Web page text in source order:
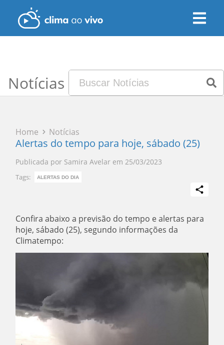
Notícias
Home Notícias
Alertas do tempo para hoje, sábado (25)
Publicada por Samira Avelar em 25/03/2023
Tags: ALERTAS DO DIA
Confira abaixo a previsão do tempo e alertas para
hoje, sábado (25), segundo informações da
Climatempo: